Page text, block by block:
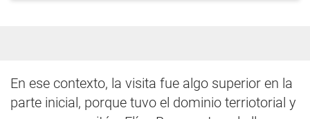
En ese contexto, la visita fue algo superior en la
parte inicial, porque tuvo el dominio terriotorial y